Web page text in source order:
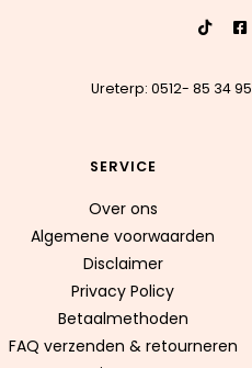
Ureterp: 0512- 85 34 95
SERVICE
Over ons
Algemene voorwaarden
Disclaimer
Privacy Policy
Betaalmethoden
FAQ verzenden & retourneren